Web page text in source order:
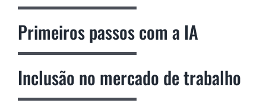
Primeiros passos com a IA
Inclusão no mercado de trabalho